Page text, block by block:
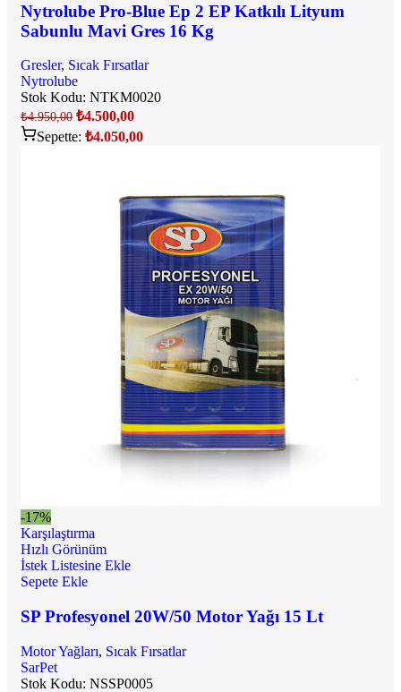
Nytrolube Pro-Blue Ep 2 EP Katkılı Lityum
Sabunlu Mavi Gres 16 Kg
Gresler, Sıcak Fırsatlar
Nytrolube
Stok Kodu: NTKM0020
₺4.950,00 ₺4.500,00
Sepette: ₺4.050,00
-17%
Karşılaştırma
Hızlı Görünüm
İstek Listesine Ekle
Sepete Ekle
SP Profesyonel 20W/50 Motor Yağı 15 Lt
Motor Yağları, Sıcak Fırsatlar
SarPet
Stok Kodu: NSSP0005